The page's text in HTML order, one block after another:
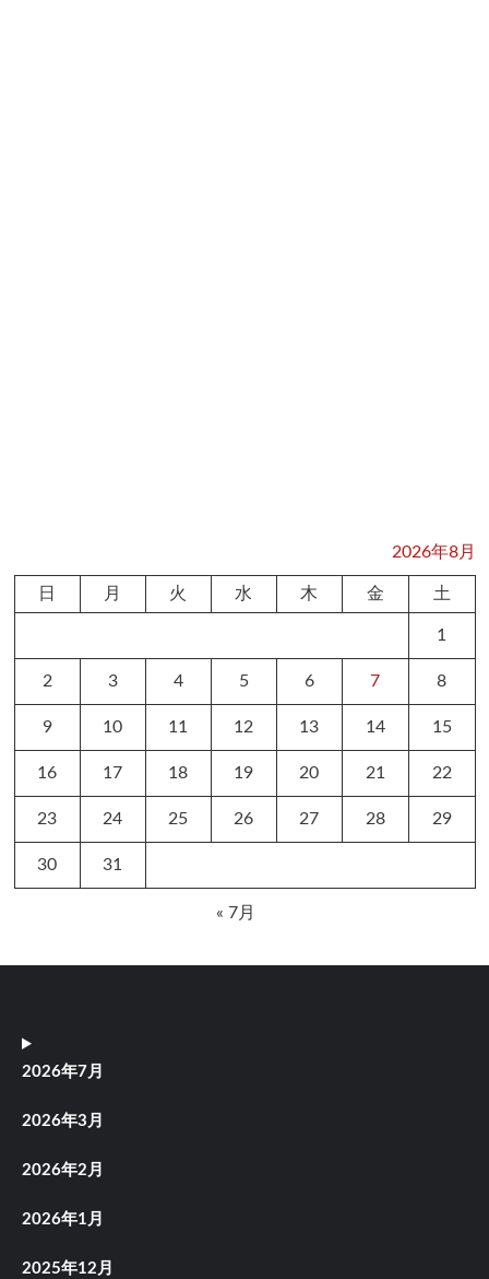
2026年8月
日 月 火 水 木 金 土
1
2 3 4 5 6 7 8
9 10 11 12 13 14 15
16 17 18 19 20 21 22
23 24 25 26 27 28 29
30 31
« 7月
2026年7月
2026年3月
2026年2月
2026年1月
2025年12月